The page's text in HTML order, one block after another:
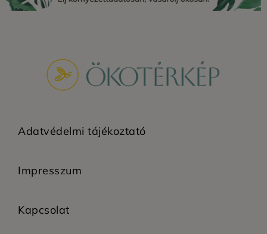
Adatvédelmi tájékoztató
Impresszum
Kapcsolat